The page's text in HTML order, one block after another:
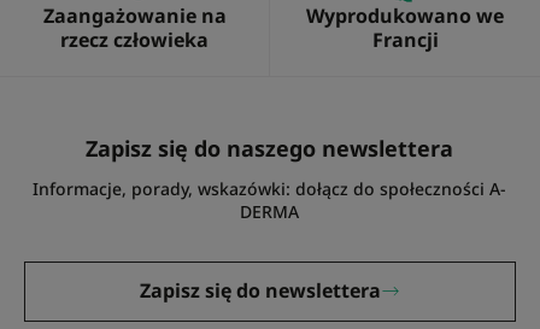
Zaangażowanie na
rzecz człowieka
Wyprodukowano we
Francji
Zapisz się do naszego newslettera
Informacje, porady, wskazówki: dołącz do społeczności A-
DERMA
Zapisz się do newslettera